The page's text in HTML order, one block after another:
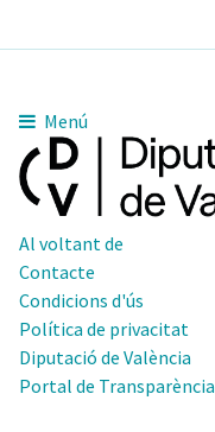
Menú
Al voltant de
Contacte
Condicions d'ús
Política de privacitat
Diputació de València
Portal de Transparència